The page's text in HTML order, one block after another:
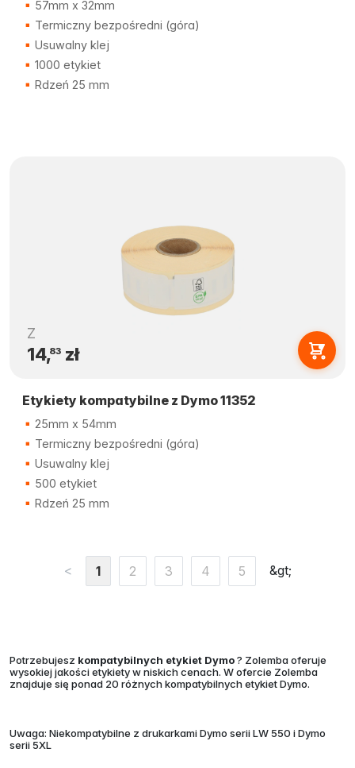
57mm x 32mm
Termiczny bezpośredni (góra)
Usuwalny klej
1000 etykiet
Rdzeń 25 mm
Z
14,83zł
Etykiety kompatybilne z Dymo 11352
25mm x 54mm
Termiczny bezpośredni (góra)
Usuwalny klej
500 etykiet
Rdzeń 25 mm
< 1 2 3 4 5 &gt;
Potrzebujesz kompatybilnych etykiet Dymo? Zolemba oferuje
wysokiej jakości etykiety w niskich cenach. W ofercie Zolemba
znajduje się ponad 20 różnych kompatybilnych etykiet Dymo.
Uwaga: Niekompatybilne z drukarkami Dymo serii LW 550 i Dymo
serii 5XL